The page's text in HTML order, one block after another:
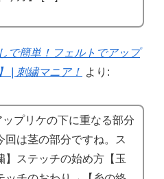
で簡単！フェルトでアップ
| 刺繍マニア！ より:
プリケの下に重なる部分
回は茎の部分ですね。ス
ステッチの始め方【玉